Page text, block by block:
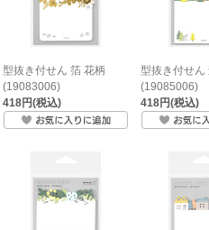
型抜き付せん 箔 花柄
(19083006)
418円(税込)
型抜き付せん
(19085006)
418円(税込)